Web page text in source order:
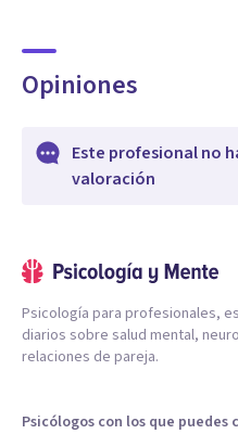
Opiniones
Este profesional no
valoración
Psicología para profesionales,
diarios sobre salud mental,
relaciones de pareja.
Psicólogos con los que puedes